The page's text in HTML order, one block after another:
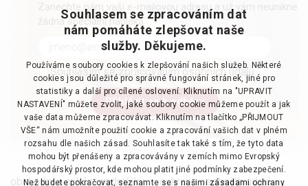
Zanechte nám vaši e-mailovou adresu a už vám neunikne
žádná speciální nabídka
Souhlasím se zpracováním osobních údajů
obchodní a aukční podmínky · ochrana osobních údajů ·
Souhlasem se zpracováním dat
nám pomáháte zlepšovat naše
služby. Děkujeme.
Používáme soubory cookies k zlepšování našich služeb. Některé
cookies jsou důležité pro správné fungování stránek, jiné pro
statistiky a další pro cílené oslovení. Kliknutím na "UPRAVIT
NASTAVENÍ" můžete zvolit, jaké soubory cookie můžeme použít a jak
vaše data můžeme zpracovávat. Kliknutím na tlačítko „PŘIJMOUT
VŠE“ nám umožníte použití cookie a zpracování vašich dat v plném
rozsahu dle našich zásad. Souhlasíte tak také s tím, že tyto data
mohou být přenášeny a zpracovávány v zemích mimo Evropský
hospodářský prostor, kde mohou platit jiné podmínky zabezpečení.
Než budete pokračovat, seznamte se s našimizásadami ochrany